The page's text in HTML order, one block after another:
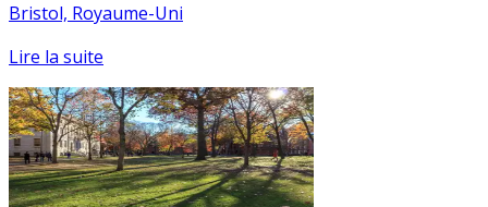
Bristol, Royaume-Uni
Lire la suite